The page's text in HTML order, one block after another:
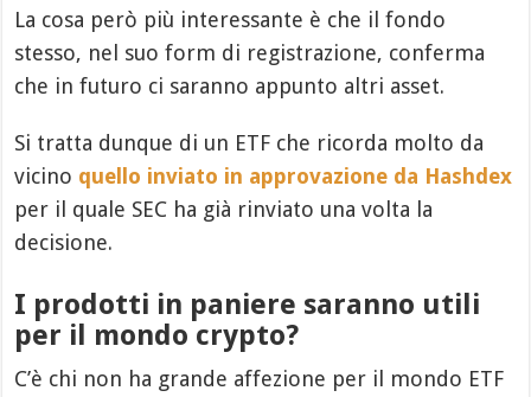
La cosa però più interessante è che il fondo
stesso, nel suo form di registrazione, conferma
che in futuro ci saranno appunto altri asset.
Si tratta dunque di un ETF che ricorda molto da
vicino quello inviato in approvazione da Hashdex
per il quale SEC ha già rinviato una volta la
decisione.
I prodotti in paniere saranno utili
per il mondo crypto?
C’è chi non ha grande affezione per il mondo ETF